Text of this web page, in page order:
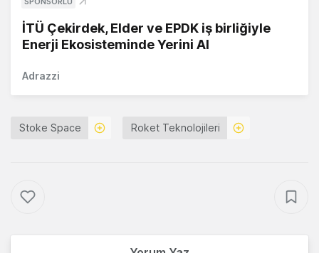
İTÜ Çekirdek, Elder ve EPDK iş birliğiyle
Enerji Ekosisteminde Yerini Al
Adrazzi
Stoke Space Roket Teknolojileri